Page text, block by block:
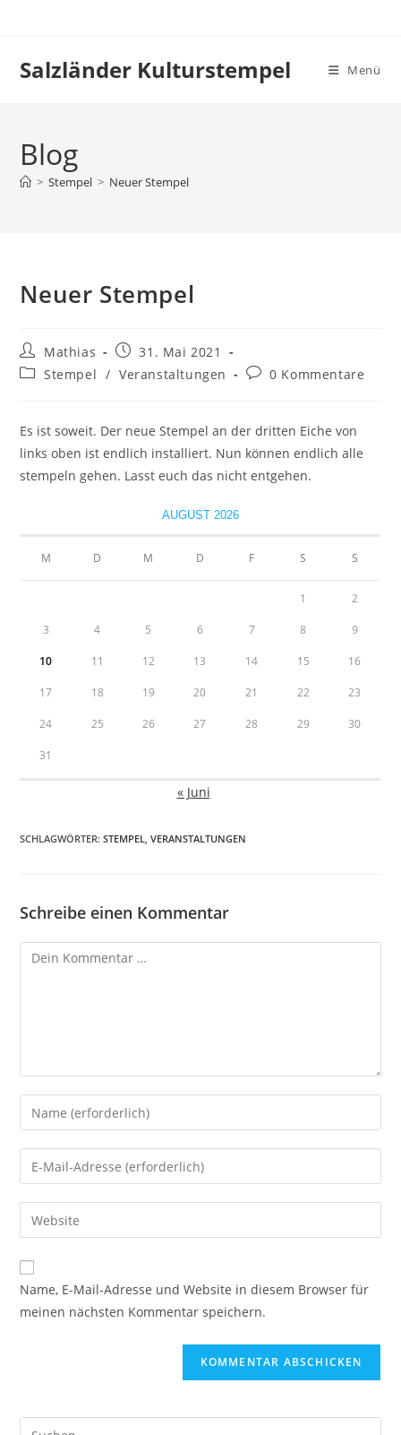
Salzländer Kulturstempel Menü
Blog
> Stempel > Neuer Stempel
Neuer Stempel
Beitrags-
Autor:
Mathias
Beitrag
veröffentlicht:
31. Mai 2021
Beitrags-
Stempel / Veranstaltungen
Beitrags-
0 Kommentare
Es ist soweit. Der neue Stempel an der dritten Eiche von
links oben ist endlich installiert. Nun können endlich alle
stempeln gehen. Lasst euch das nicht entgehen.
AUGUST 2026
M D M D F S S
1 2
3 4 5 6 7 8 9
10 11 12 13 14 15 16
17 18 19 20 21 22 23
24 25 26 27 28 29 30
31
« Juni
SCHLAGWÖRTER:STEMPEL, VERANSTALTUNGEN
Schreibe einen Kommentar
Kommentar
Gib
deinen
Namen
oder
zum
Kommentieren
ein
Gib
deine
E-
Mail-
zum
Kommentieren
ein
Gib
deine
Website-
URL
Name, E-Mail-Adresse und Website in diesem Browser für
meinen nächsten Kommentar speichern.